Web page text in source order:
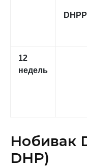
12
недель
Нобивак
DHP)